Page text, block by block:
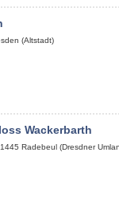
(Altstadt)
Wackerbarth
Radebeul (Dresdner